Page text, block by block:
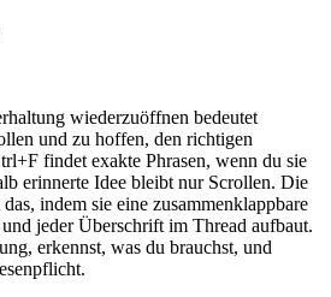
wiederzuöffnen bedeutet
und zu hoffen, den richtigen
findet exakte Phrasen, wenn du sie
erinnerte Idee bleibt nur Scrollen. Die
indem sie eine zusammenklappbare
jeder Überschrift im Thread aufbaut.
erkennst, was du brauchst, und